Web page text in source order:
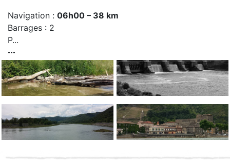
Navigation : 06h00 – 38 km
Barrages : 2
P...